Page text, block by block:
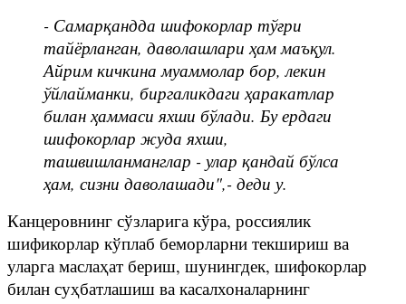
- Самарқандда шифокорлар тўғри
тайёрланган, даволашлари ҳам маъқул.
Айрим кичкина муаммолар бор, лекин
ўйлайманки, биргаликдаги ҳаракатлар
билан ҳаммаси яхши бўлади. Бу ердаги
шифокорлар жуда яхши,
ташвишланманглар - улар қандай бўлса
ҳам, сизни даволашади",- деди у.
Канцеровнинг сўзларига кўра, россиялик
шификорлар кўплаб беморларни текшириш ва
уларга маслаҳат бериш, шунингдек, шифокорлар
билан суҳбатлашиш ва касалхоналарнинг